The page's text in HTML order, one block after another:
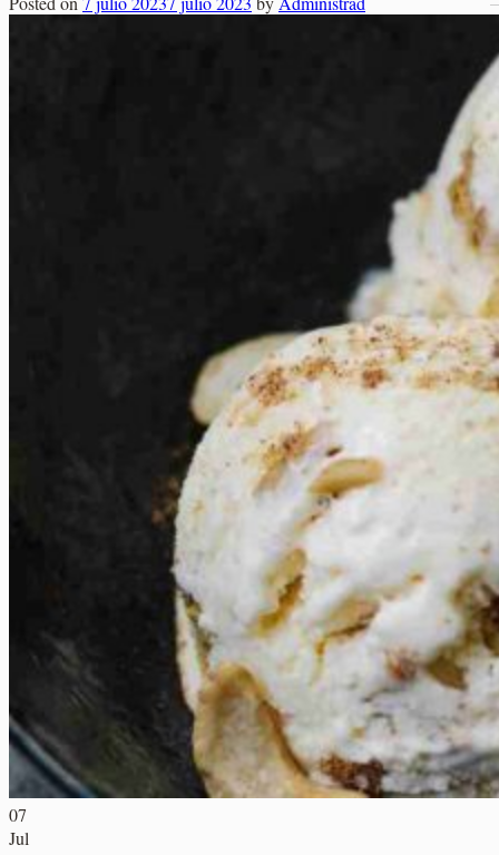
Elaborados Cárnicos
07
Jul